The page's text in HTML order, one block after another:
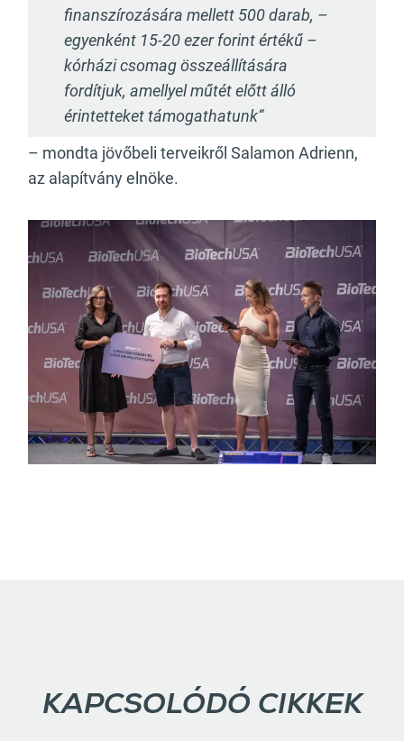
finanszírozására mellett 500 darab, –
egyenként 15-20 ezer forint értékű –
kórházi csomag összeállítására
fordítjuk, amellyel műtét előtt álló
érintetteket támogathatunk“
– mondta jövőbeli terveikről Salamon Adrienn,
az alapítvány elnöke.
KAPCSOLÓDÓ CIKKEK